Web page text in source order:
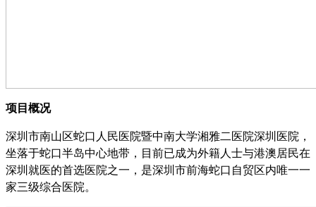
项目概况
深圳市南山区蛇口人民医院暨中南大学湘雅二医院深圳医院，
坐落于蛇口半岛中心地带，目前已成为外籍人士与港澳居民在
深圳就医的首选医院之一，是深圳市前海蛇口自贸区内唯一一
家三级综合医院。